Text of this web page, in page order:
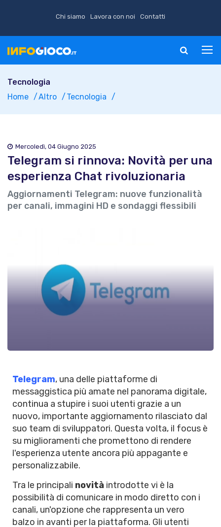
Chi siamo Lavora con noi Contatti
Tecnologia
Home
Altro Tecnologia
Mercoledì, 04 Giugno 2025
Telegram si rinnova: Novità per una
esperienza Chat rivoluzionaria
Aggiornamenti Telegram: nuove funzionalità
per canali, immagini HD e sondaggi flessibili
Telegram, una delle piattaforme di
messaggistica più amate nel panorama digitale,
continua a stupire i suoi utenti grazie a un
nuovo, importante aggiornamento rilasciato dal
suo team di sviluppatori. Questa volta, il focus è
su miglioramenti che promettono di rendere
l'esperienza utente ancora più appagante e
personalizzabile.
Tra le principali novità introdotte vi è la
possibilità di comunicare in modo diretto con i
canali, un'opzione che rappresenta un vero
balzo in avanti per la piattaforma. Gli utenti